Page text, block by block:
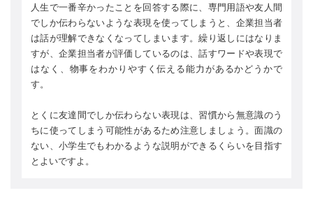
人生で一番辛かったことを回答する際に、専門用語や友人間
でしか伝わらないような表現を使ってしまうと、企業担当者
は話が理解できなくなってしまいます。繰り返しにはなりま
すが、企業担当者が評価しているのは、話すワードや表現で
はなく、物事をわかりやすく伝える能力があるかどうかで
す。
とくに友達間でしか伝わらない表現は、習慣から無意識のう
ちに使ってしまう可能性があるため注意しましょう。面識の
ない、小学生でもわかるような説明ができるくらいを目指す
とよいですよ。